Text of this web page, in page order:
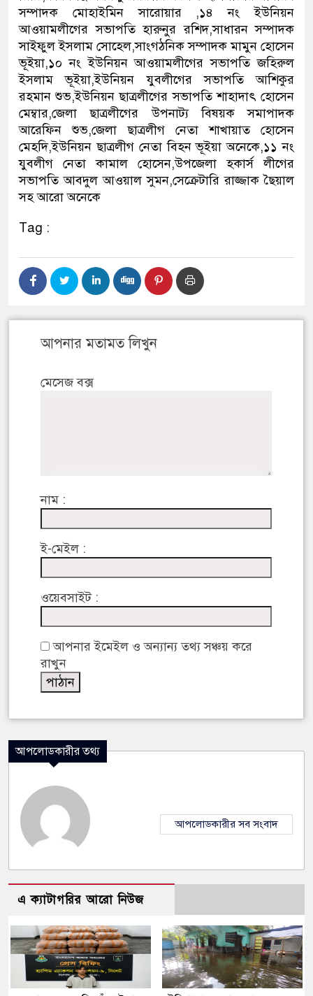
সম্পাদক মোহাইমিন সারোয়ার ,১৪ নং ইউনিয়ন
আওয়ামলীগের সভাপতি হারুনুর রশিদ,সাধারন সম্পাদক
সাইফুল ইসলাম সোহেল,সাংগঠনিক সম্পাদক মামুন হোসেন
ভূইয়া,১০ নং ইউনিয়ন আওয়ামলীগের সভাপতি জহিরুল
ইসলাম ভূইয়া,ইউনিয়ন যুবলীগের সভাপতি আশিকুর
রহমান শুভ,ইউনিয়ন ছাত্রলীগের সভাপতি শাহাদাৎ হোসেন
মেম্বার,জেলা ছাত্রলীগের উপনাট্য বিষয়ক সমাপাদক
আরেফিন শুভ,জেলা ছাত্রলীগ নেতা শাখায়াত হোসেন
মেহদি,ইউনিয়ন ছাত্রলীগ নেতা বিহন ভূইয়া অনেকে,১১ নং
যুবলীগ নেতা কামাল হোসেন,উপজেলা হকার্স লীগের
সভাপতি আবদুল আওয়াল সুমন,সেক্রেটারি রাজ্জাক ছৈয়াল
সহ আরো অনেকে
Tag :
আপনার মতামত লিখুন
মেসেজ বক্স
নাম :
ই-মেইল :
ওয়েবসাইট :
আপনার ইমেইল ও অন্যান্য তথ্য সঞ্চয় করে
রাখুন
আপলোডকারীর তথ্য
আপলোডকারীর সব সংবাদ
এ ক্যাটাগরির আরো নিউজ